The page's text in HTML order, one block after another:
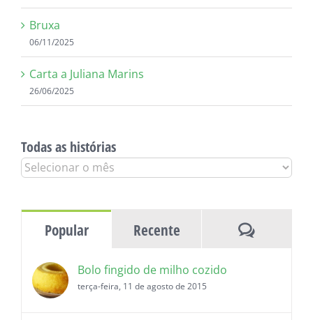
Bruxa
06/11/2025
Carta a Juliana Marins
26/06/2025
Todas as histórias
Todas
Popular Recente
Bolo fingido de milho cozido
terça-feira, 11 de agosto de 2015